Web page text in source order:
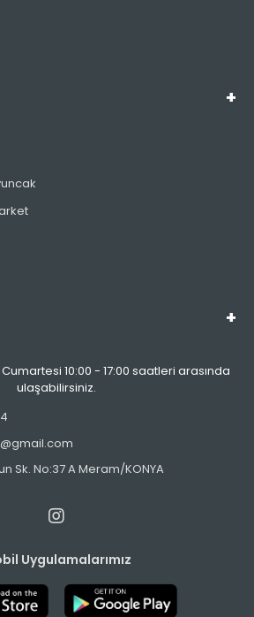
10:00 - 17:00 saatleri arasında
ulaşabilirsiniz.
Sk. No:37 A Meram/KONYA
Uygulamalarımız